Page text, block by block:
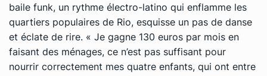
baile funk, un rythme électro-latino qui enflamme les
quartiers populaires de Rio, esquisse un pas de danse
et éclate de rire. « Je gagne 130 euros par mois en
faisant des ménages, ce n’est pas suffisant pour
nourrir correctement mes quatre enfants, qui ont entre